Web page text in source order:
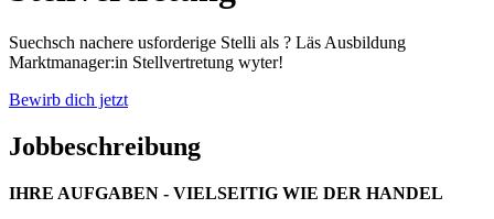
Suechsch nachere usforderige Stelli als ? Läs Ausbildung
Marktmanager:in Stellvertretung wyter!
Bewirb dich jetzt
Jobbeschreibung
IHRE AUFGABEN - VIELSEITIG WIE DER HANDEL